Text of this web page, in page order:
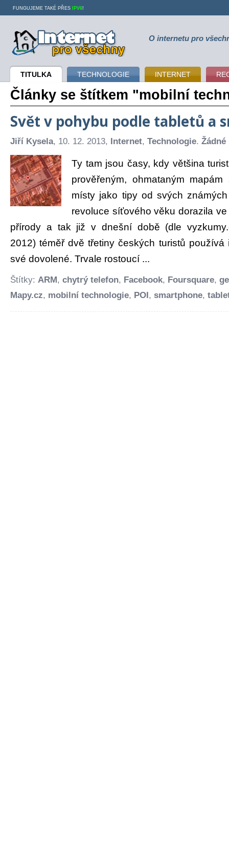
Internet pro všechny O internetu pro
TITULKA TECHNOLOGIE INTERNET
FUNGUJEME TAKÉ PŘES IPV6!
Články se štítkem "mobilní
Svět v pohybu podle tabletů a
Jiří Kysela, 10. 12. 2013, Internet, Technologie. Žádné
Ty tam jsou časy, kdy většina
prověřeným, ohmataným mapám
místy jako tipy od svých
revoluce síťového věku dorazila
přírody a tak již v dnešní době (dle
2012) téměř dvě třetiny českých turistů používá
své dovolené. Trvale rostoucí ...
Štítky: ARM , chytrý telefon, Facebook, Foursquare,
Mapy.cz, mobilní technologie, POI , smartphone,